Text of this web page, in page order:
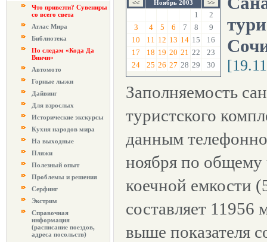
Что привезти? Сувениры
со всего света
Атлас Мира
Библиотека
По следам «Кода Да
Винчи»
Автомото
Горные лыжи
Дайвинг
Для взрослых
Исторические экскурсы
Кухня народов мира
На выходные
Пляжи
Полезный опыт
Проблемы и решения
Серфинг
Экстрим
Справочная
информация
(расписание поездов,
адреса посольств)
Ноябрь 2003
1
2
3
4 5 6 7 8
9
10
11 12 13 14 15
16
17
18 19 20 21 22
23
24
25 26 27 28 29 30
Заполняемость
туристского
данным
ноября по общему
коечной емкости
составляет 11956
выше показателя